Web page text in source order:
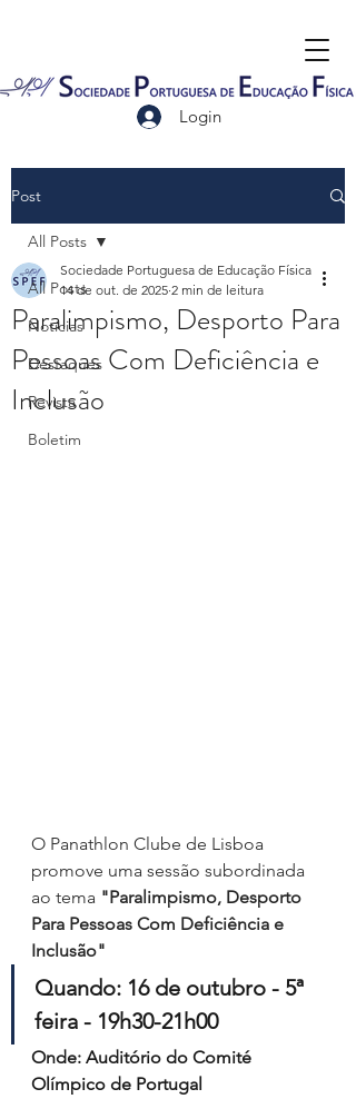
Login
Post
All Posts
Notícias
Destaques
Revista
Boletim
All Posts
Paralimpismo, Desporto Para
Pessoas Com Deficiência e
Inclusão
Sociedade Portuguesa de Educação Física
14 de out. de 2025 2 min de leitura
O Panathlon Clube de Lisboa
promove uma sessão subordinada
ao tema "Paralimpismo, Desporto
Para Pessoas Com Deficiência e
Inclusão"
Quando: 16 de outubro - 5ª
feira - 19h30-21h00
Onde: Auditório do Comité
Olímpico de Portugal